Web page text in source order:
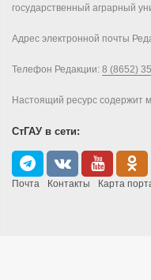
государственный аграрный
Адрес электронной почты
Телефон Редакции: 8 (8652)
Настоящий ресурс содержит
СтГАУ в сети:
Почта Контакты Карта